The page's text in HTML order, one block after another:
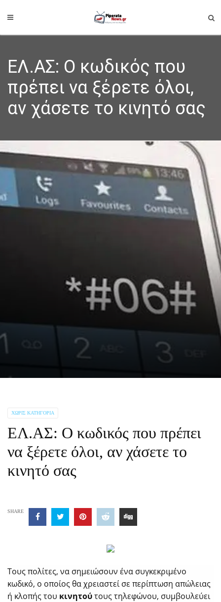
ΕΛ.ΑΣ: Ο κωδικός που
πρέπει να ξέρετε όλοι,
αν χάσετε το κινητό σας
ΧΩΡΊΣ ΚΑΤΗΓΟΡΊΑ
ΕΛ.ΑΣ: Ο κωδικός που πρέπει
να ξέρετε όλοι, αν χάσετε το
κινητό σας
SHARE
Τους πολίτες, να σημειώσουν ένα συγκεκριμένο
κωδικό, ο οποίος θα χρειαστεί σε περίπτωση απώλειας
ή κλοπής του κινητούτους τηλεφώνου, συμβουλεύει